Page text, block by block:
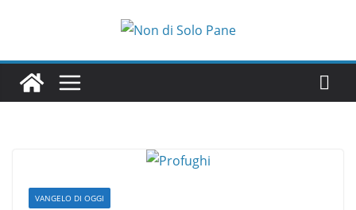
VANGELO DI OGGI